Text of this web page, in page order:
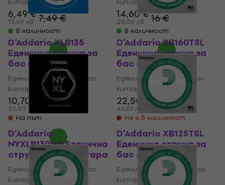
6,49 €
12,69 лв 7,49 €
В наличност
14,60 €
28,56 лв 16 €
В наличност
D'Addario XLB135
Еденична струна за
бас китара
Еденична струна за бас
китара
10,70 €
20,93 лв
На път
D'Addario XB160TSL
Еденична струна за
бас китара
Еденична струна за бас
китара
22,50 €
44,01 лв
Не е в наличност
D'Addario
NYXLB130MS Еденична
струна за бас китара
Еденична струна за бас
китара
D'Addario XB125TSL
Еденична струна за
бас китара
Еденична струна за бас
китара